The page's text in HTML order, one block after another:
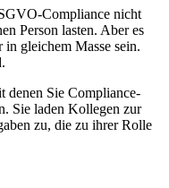
Compliance nicht
Person lasten. Aber es
gleichem Masse sein.
denen Sie Compliance-
Sie laden Kollegen zur
zu, die zu ihrer Rolle